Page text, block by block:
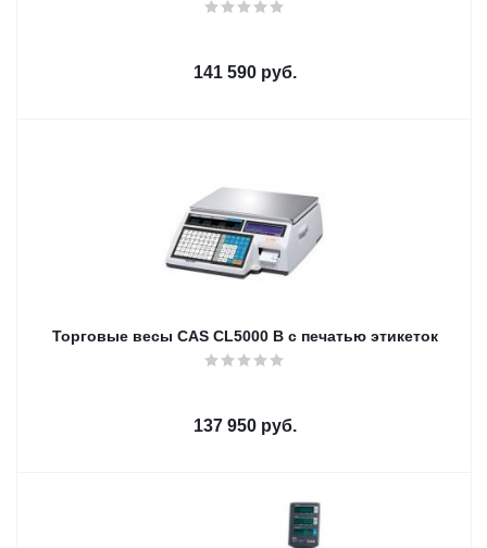
141 590руб.
Торговые весы CAS CL5000 B с печатью этикеток
137 950руб.